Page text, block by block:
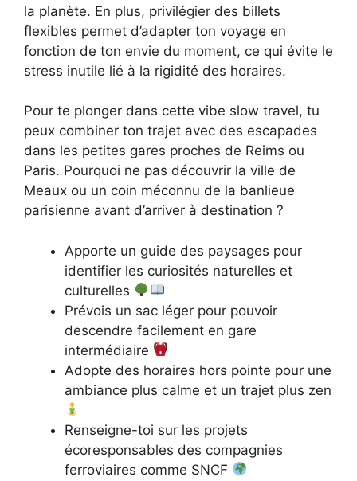
la planète. En plus, privilégier des billets
flexibles permet d’adapter ton voyage en
fonction de ton envie du moment, ce qui évite le
stress inutile lié à la rigidité des horaires.
Pour te plonger dans cette vibe slow travel, tu
peux combiner ton trajet avec des escapades
dans les petites gares proches de Reims ou
Paris. Pourquoi ne pas découvrir la ville de
Meaux ou un coin méconnu de la banlieue
parisienne avant d’arriver à destination ?
Apporte un guide des paysages pour
identifier les curiosités naturelles et
culturelles
Prévois un sac léger pour pouvoir
descendre facilement en gare
intermédiaire
Adopte des horaires hors pointe pour une
ambiance plus calme et un trajet plus zen
Renseigne-toi sur les projets
écoresponsables des compagnies
ferroviaires comme SNCF